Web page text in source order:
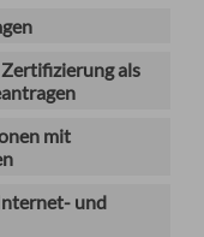
als
mit
und